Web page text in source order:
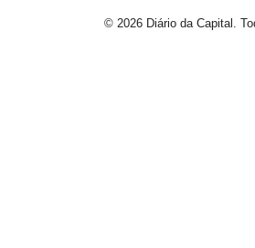
© 2026 Diário da Capital.